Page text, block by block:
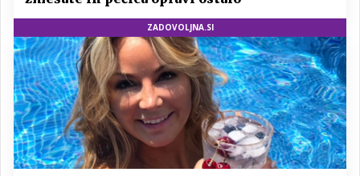
ZADOVOLJNA.SI